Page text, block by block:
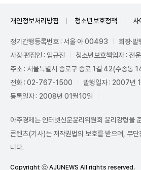
개인정보처리방침 청소년보호정책 사
정기간행등록번호 : 서울 아 00493
회장·발
사장·편집인 : 임규진
청소년보호책임자 : 전운
주소 : 서울특별시 종로구 종로 1길 42(수송동
전화 : 02-767-1500
발행일자 : 2007년
등록일자 : 2008년 01월10일
아주경제는 인터넷신문윤리위원회 윤리강령을
콘텐츠(기사)는 저작권법의 보호를 받으며, 무
니다.
Copyright ⓒ AJUNEWS All rights reserved.